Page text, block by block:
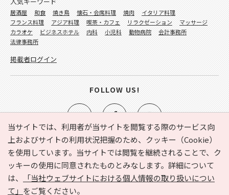
当サイトでは、利用者が当サイトを閲覧する際のサービス向
上およびサイトの利用状況把握のため、クッキー（Cookie）
を使用しています。当サイトでは閲覧を継続されることで、ク
ッキーの使用に同意されたものとみなします。詳細について
は、
「当社ウェブサイトにおける個人情報の取り扱いについ
て」 をご覧ください。
e-NAVITA（イーナビタ）とは？ お気に入り
ヘルプ
利用規約
個人情報の取り扱いについて
運営会社
サイトマップ
広告掲載に関するお問い合わせ
居酒屋 和食 焼き鳥 懐石・会席料理 焼肉
イタリア料理
フランス料理
アジア料理 喫茶・カフェ リラクゼーション
マッサージ
カラオケ
ビジネスホテル 内科 小児科 動物病院
会計事務所
法律事務所
掲載者ログイン
FOLLOW US!